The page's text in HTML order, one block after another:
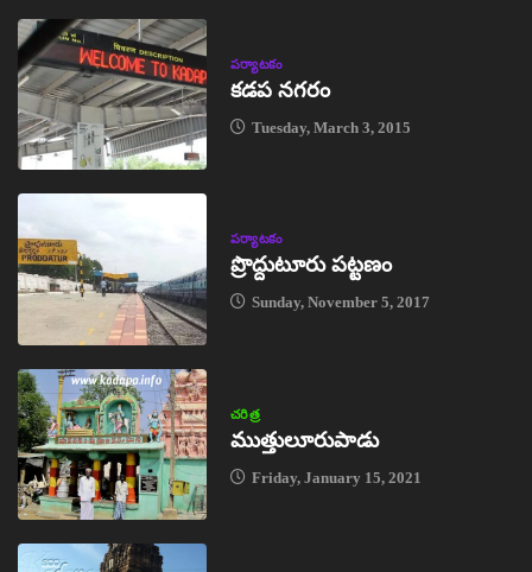
పర్యాటకం
కడప నగరం
Tuesday, March 3, 2015
పర్యాటకం
ప్రొద్దుటూరు పట్టణం
Sunday, November 5, 2017
చరిత్ర
ముత్తులూరుపాడు
Friday, January 15, 2021